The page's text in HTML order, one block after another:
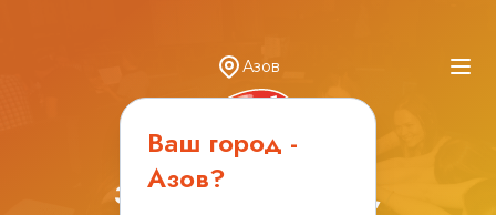
Азов
Ваш город -
Азов?
Зарядись эмоциями,